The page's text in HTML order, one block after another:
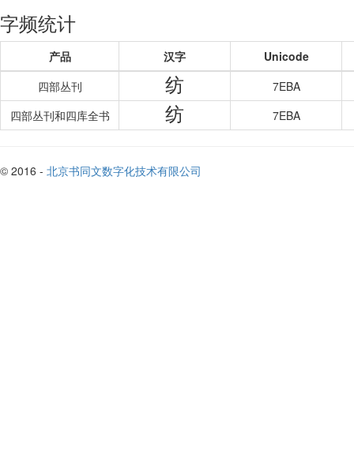
字频统计
产品 汉字
Unicode
四部丛刊
纺
7EBA
四部丛刊和四库全书
纺 7EBA
© 2016 - 北京书同文数字化技术有限公司